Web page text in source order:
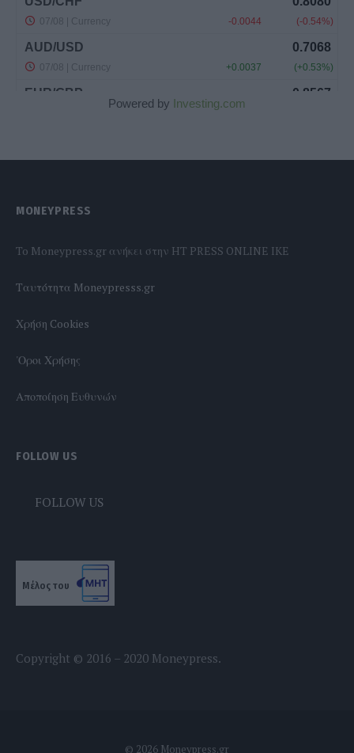
Powered by Investing.com
MONEYPRESS
To Moneypress.gr ανήκει στην HT PRESS ONLINE IKE
Tαυτότητα Moneypresss.gr
Χρήση Cookies
'Οροι Χρήσης
Αποποίηση Ευθυνών
FOLLOW US
FOLLOW US
Μέλος του
Copyright © 2016 – 2020 Moneypress.
© 2026 Moneypress.gr